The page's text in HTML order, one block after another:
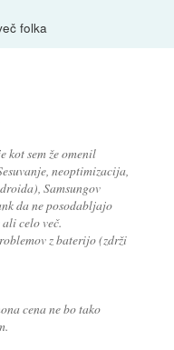
folka
kot sem že omenil
neoptimizacija,
Samsungov
da ne posodabljajo
celo več.
z baterijo (zdrži
cena ne bo tako